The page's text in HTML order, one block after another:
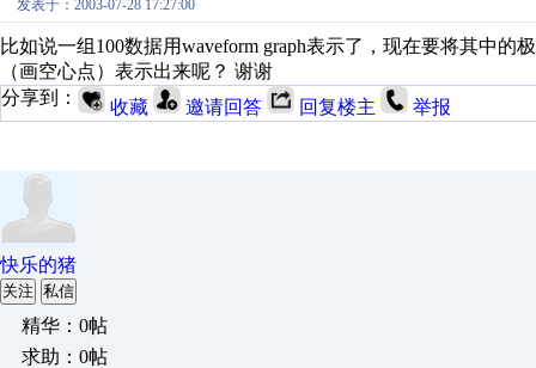
发表于：2003-07-28 17:27:00
比如说一组100数据用waveform graph表示了，现在要将其中的
（画空心点）表示出来呢？ 谢谢
分享到：
收藏 邀请回答 回复楼主 举报
快乐的猪
关注 私信
精华：0帖
求助：0帖